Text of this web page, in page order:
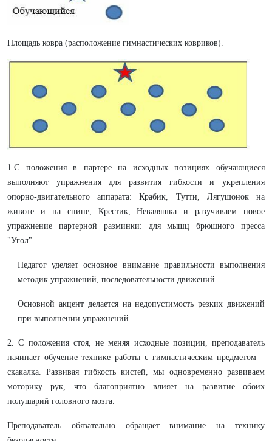
Площадь ковра (расположение гимнастических ковриков).
1.С положения в партере на исходных позициях обучающиеся
выполняют упражнения для развития гибкости и укрепления
опорно-двигательного аппарата: Крабик, Тутти, Лягушонок на
животе и на спине, Крестик, Неваляшка и разучиваем новое
упражнение партерной разминки: для мышц брюшного пресса
"Угол".
Педагог уделяет основное внимание правильности выполнения
методик упражнений, последовательности движений.
Основной акцент делается на недопустимость резких движений
при выполнении упражнений.
2. С положения стоя, не меняя исходные позиции, преподаватель
начинает обучение технике работы с гимнастическим предметом –
скакалка. Развивая гибкость кистей, мы одновременно развиваем
моторику рук, что благоприятно влияет на развитие обоих
полушарий головного мозга.
Преподаватель обязательно обращает внимание на технику